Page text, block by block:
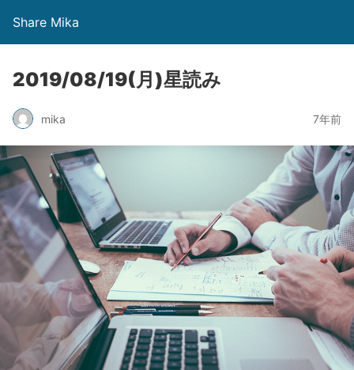
Share Mika
2019/08/19(月)星読み
mika 7年前